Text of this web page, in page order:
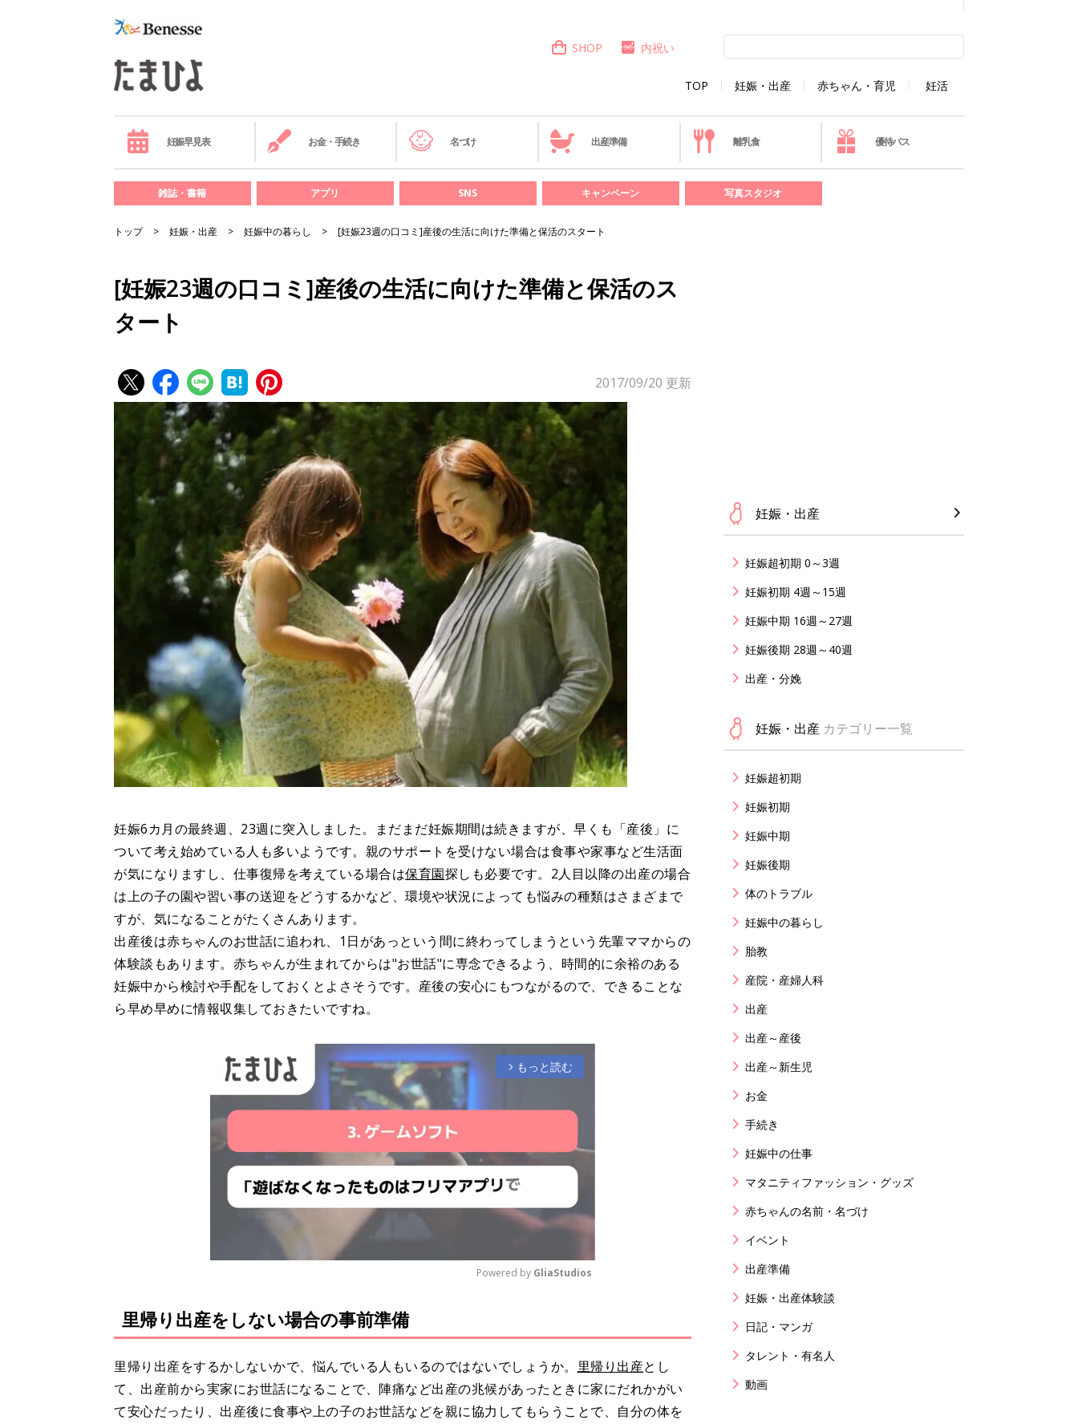
TOP 妊娠・出産 赤ちゃん・育児 妊活
SHOP 内祝い
妊娠早見表 お金・手続き 名づけ 出産準備 離乳食 優待パス
雑誌・書籍 アプリ SNS キャンペーン 写真スタジオ
トップ 妊娠・出産 妊娠中の暮らし [妊娠23週の口コミ]産後の生活に向けた準備と保活のスタート
[妊娠23週の口コミ]産後の生活に向けた準備と保活のス
タート
2017/09/20 更新
妊娠6カ月の最終週、23週に突入しました。まだまだ妊娠期間は続きますが、早くも「産後」に
ついて考え始めている人も多いようです。親のサポートを受けない場合は食事や家事など生活面
が気になりますし、仕事復帰を考えている場合は保育園探しも必要です。2人目以降の出産の場合
は上の子の園や習い事の送迎をどうするかなど、環境や状況によっても悩みの種類はさまざまで
すが、気になることがたくさんあります。
出産後は赤ちゃんのお世話に追われ、1日があっという間に終わってしまうという先輩ママからの
体験談もあります。赤ちゃんが生まれてからは"お世話"に専念できるよう、時間的に余裕のある
妊娠中から検討や手配をしておくとよさそうです。産後の安心にもつながるので、できることな
ら早め早めに情報収集しておきたいですね。
arrow_forward_ios もっと読む
u
t
e
Powered by GliaStudios
里帰り出産をしない場合の事前準備
里帰り出産をするかしないかで、悩んでいる人もいるのではないでしょうか。 里帰り出産とし
て、出産前から実家にお世話になることで、陣痛など出産の兆候があったときに家にだれかがい
て安心だったり、出産後に食事や上の子のお世話などを親に協力してもらうことで、自分の体を
妊娠・出産
妊娠超初期 0～3週
妊娠初期 4週～15週
妊娠中期 16週～27週
妊娠後期 28週～40週
出産・分娩
妊娠・出産 カテゴリー一覧
妊娠超初期
妊娠初期
妊娠中期
妊娠後期
体のトラブル
妊娠中の暮らし
胎教
産院・産婦人科
出産
出産～産後
出産～新生児
お金
手続き
妊娠中の仕事
マタニティファッション・グッズ
赤ちゃんの名前・名づけ
イベント
出産準備
妊娠・出産体験談
日記・マンガ
タレント・有名人
動画